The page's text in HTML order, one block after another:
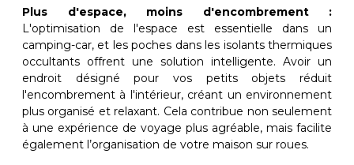
Plus d'espace, moins d'encombrement :
L'optimisation de l'espace est essentielle dans un
camping-car, et les poches dans les isolants thermiques
occultants offrent une solution intelligente. Avoir un
endroit désigné pour vos petits objets réduit
l'encombrement à l'intérieur, créant un environnement
plus organisé et relaxant. Cela contribue non seulement
à une expérience de voyage plus agréable, mais facilite
également l’organisation de votre maison sur roues.